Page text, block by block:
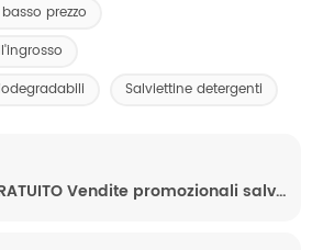
prezzo
Salviettine detergenti
CAMPIONE GRATUITO Vendite promozionali salviette per neonati salviette per neonati all'ingrosso 80 salviette per neonati